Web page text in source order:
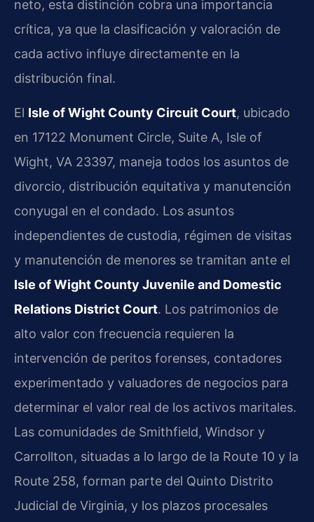
neto, esta distinción cobra una importancia
crítica, ya que la clasificación y valoración de
cada activo influye directamente en la
distribución final.
El Isle of Wight County Circuit Court, ubicado
en 17122 Monument Circle, Suite A, Isle of
Wight, VA 23397, maneja todos los asuntos de
divorcio, distribución equitativa y manutención
conyugal en el condado. Los asuntos
independientes de custodia, régimen de visitas
y manutención de menores se tramitan ante el
Isle of Wight County Juvenile and Domestic
Relations District Court. Los patrimonios de
alto valor con frecuencia requieren la
intervención de peritos forenses, contadores
experimentado y valuadores de negocios para
determinar el valor real de los activos maritales.
Las comunidades de Smithfield, Windsor y
Carrollton, situadas a lo largo de la Route 10 y la
Route 258, forman parte del Quinto Distrito
Judicial de Virginia, y los plazos procesales